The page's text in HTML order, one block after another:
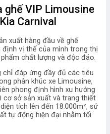
ghế VIP Limousine
Carnival
xuất hàng đầu về ghế
định vị thế của mình trong thị
chất lượng và độc đáo.
chỉ đáp ứng đầy đủ các tiêu
phân khúc xe Limousine,
phong định hình xu hướng
cơ sở sản xuất và trang thiết
tích lên đến 18.000m², sử
tự động hiện đại nhằm tối